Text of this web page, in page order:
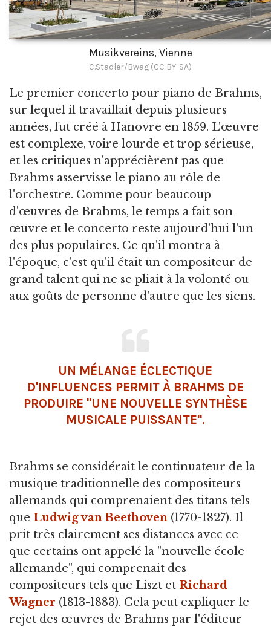
Musikvereins, Vienne
C.Stadler/Bwag (CC BY-SA)
Le premier concerto pour piano de Brahms,
sur lequel il travaillait depuis plusieurs
années, fut créé à Hanovre en 1859. L'œuvre
est complexe, voire lourde et trop sérieuse,
et les critiques n'apprécièrent pas que
Brahms asservisse le piano au rôle de
l'orchestre. Comme pour beaucoup
d'œuvres de Brahms, le temps a fait son
œuvre et le concerto reste aujourd'hui l'un
des plus populaires. Ce qu'il montra à
l'époque, c'est qu'il était un compositeur de
grand talent qui ne se pliait à la volonté ou
aux goûts de personne d'autre que les siens.
UN MÉLANGE ÉCLECTIQUE
D'INFLUENCES PERMIT À BRAHMS DE
PRODUIRE "UNE NOUVELLE SYNTHÈSE
MUSICALE PUISSANTE".
Brahms se considérait le continuateur de la
musique traditionnelle des compositeurs
allemands qui comprenaient des titans tels
que Ludwig van Beethoven (1770-1827). Il
prit très clairement ses distances avec ce
que certains ont appelé la "nouvelle école
allemande", qui comprenait des
compositeurs tels que Liszt et Richard
Wagner (1813-1883). Cela peut expliquer le
rejet des œuvres de Brahms par l'éditeur